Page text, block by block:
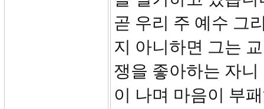
곧 우리 주 예수 그
지 아니하면 그는
쟁을 좋아하는 자
이 나며 마음이 부